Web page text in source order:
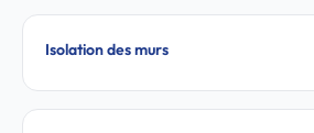
Isolation des murs